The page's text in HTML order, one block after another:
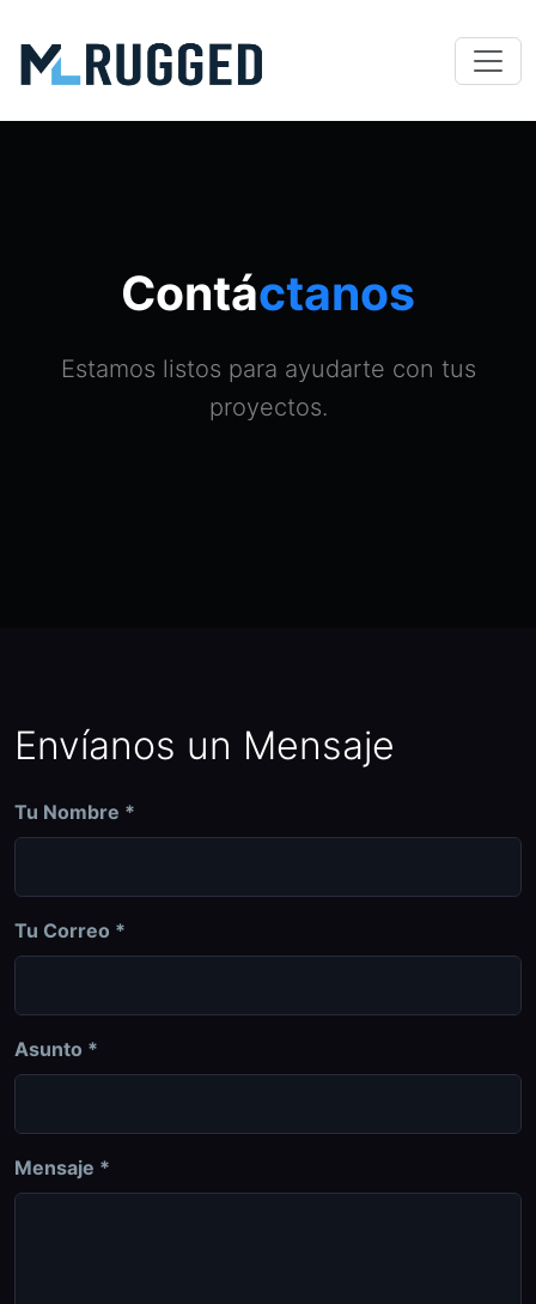
Contáctanos
Estamos listos para ayudarte con tus
proyectos.
Envíanos un Mensaje
Tu Nombre *
Tu Correo *
Asunto *
Mensaje *